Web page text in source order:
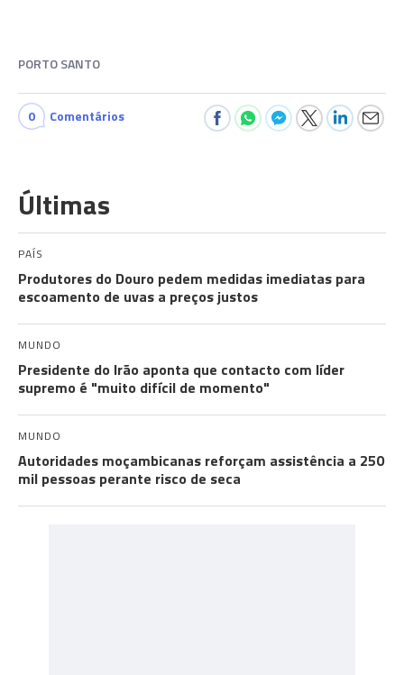
PORTO SANTO
0 Comentários
Últimas
PAÍS
Produtores do Douro pedem medidas imediatas para
escoamento de uvas a preços justos
MUNDO
Presidente do Irão aponta que contacto com líder
supremo é "muito difícil de momento"
MUNDO
Autoridades moçambicanas reforçam assistência a 250
mil pessoas perante risco de seca